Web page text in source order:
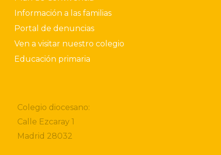
Información a las familias
Portal de denuncias
Ven a visitar nuestro colegio
Educación primaria
Colegio diocesano:
Calle Ezcaray 1
Madrid 28032